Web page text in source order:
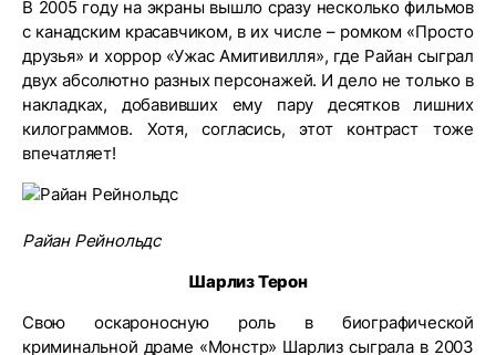
В 2005 году на экраны вышло сразу несколько фильмов
с канадским красавчиком, в их числе – ромком «Просто
друзья» и хоррор «Ужас Амитивилля», где Райан сыграл
двух абсолютно разных персонажей. И дело не только в
накладках, добавивших ему пару десятков лишних
килограммов. Хотя, согласись, этот контраст тоже
впечатляет!
Райан Рейнольдс
Шарлиз Терон
Свою оскароносную роль в биографической
криминальной драме «Монстр» Шарлиз сыграла в 2003